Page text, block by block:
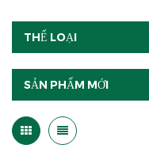
THỂ LOẠI
SẢN PHẨM MỚI